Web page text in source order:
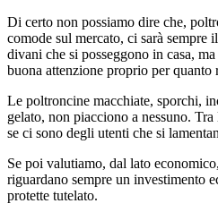
Di certo non possiamo dire che,
comode sul mercato, ci sarà sempre
divani che si posseggono in casa,
buona attenzione proprio per quanto
Le poltroncine macchiate, sporchi,
gelato, non piacciono a nessuno.
se ci sono degli utenti che si
Se poi valutiamo, dal lato
riguardano sempre un investimento
protette tutelato.